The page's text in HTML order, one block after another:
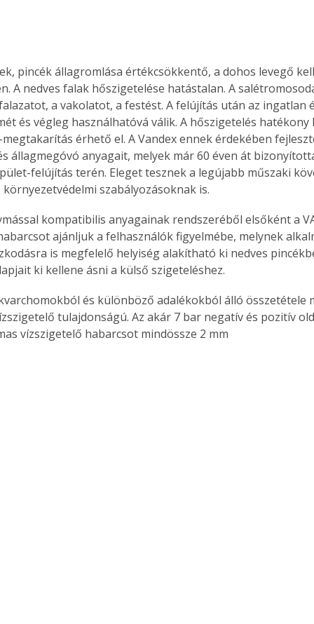
pincék állagromlása értékcsökkentő, a dohos levegő
A nedves falak hőszigetelése hatástalan. A
a vakolatot, a festést. A felújítás után az
és végleg használhatóvá válik. A hőszigetelés hatékony
érhető el. A Vandex ennek érdekében
állagmegóvó anyagait, melyek már 60 éven át
felújítás terén. Eleget tesznek a legújabb műszaki
környezetvédelmi szabályozásoknak is.
kompatibilis anyagainak rendszeréből elsőként a
ajánljuk a felhasználók figyelmébe, melynek
is megfelelő helyiség alakítható ki nedves
ki kellene ásni a külső szigeteléshez.
tulajdonságú. Az akár 7 bar negatív és pozitív
vízszigetelő habarcsot mindössze 2 mm